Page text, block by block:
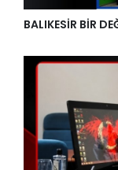
BALIKESİR BİR